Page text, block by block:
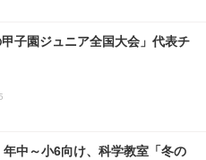
子園ジュニア全国大会」代表チ
年中～小6向け、科学教室「冬の